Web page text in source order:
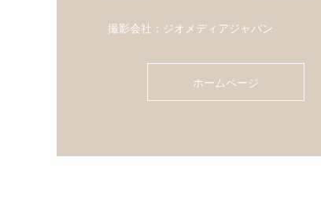
撮影会社：ジオメディアジャパン
ホームページ